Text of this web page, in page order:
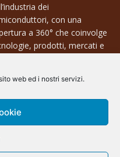
web ed i nostri servizi.
dei
con una
a 360° che coinvolge
prodotti, mercati e